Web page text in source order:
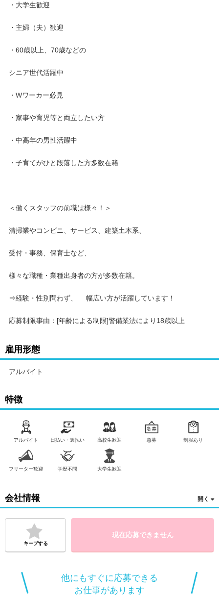
年齢を問わず活躍できるお仕事で、
50代・60代のスタッフも多数在籍中！
・大学生歓迎
・主婦（夫）歓迎
・60歳以上、70歳などの
シニア世代活躍中
・Wワーカー必見
・家事や育児等と両立したい方
・中高年の男性活躍中
・子育てがひと段落した方多数在籍
＜働くスタッフの前職は様々！＞
清掃業やコンビニ、サービス、建築土木系、
受付・事務、保育士など、
様々な職種・業種出身者の方が多数在籍。
⇒経験・性別問わず、 幅広い方が活躍しています！
応募制限事由：[年齢による制限]警備業法により18歳以上
雇用形態
アルバイト
特徴
アルバイト 日払い・週払い 高校生歓迎 急募 制服あり
フリーター歓迎 学歴不問 大学生歓迎
会社情報
キープする
現在応募できません
他にもすぐに応募できる
お仕事があります